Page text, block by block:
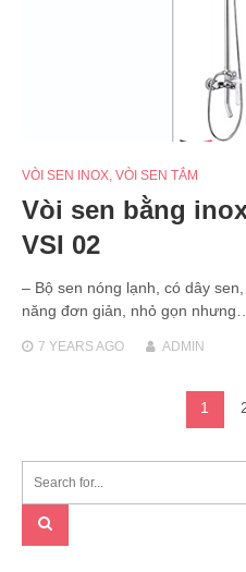
VÒI SEN INOX, VÒI SEN TẮM
Vòi sen bằng
VSI 02
– Bộ sen nóng lạnh, có dây
năng đơn giản, nhỏ gọn nhưng…
7 YEARSAGO ADMIN
1